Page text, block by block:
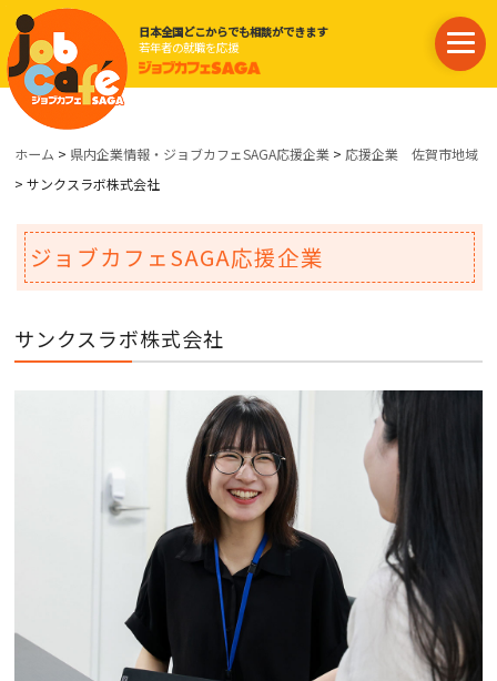
日本全国どこからでも相談ができます
若年者の就職を応援
ホーム > 県内企業情報・ジョブカフェSAGA応援企業 > 応援企業 佐賀市地域
> サンクスラボ株式会社
ジョブカフェSAGA応援企業
サンクスラボ株式会社